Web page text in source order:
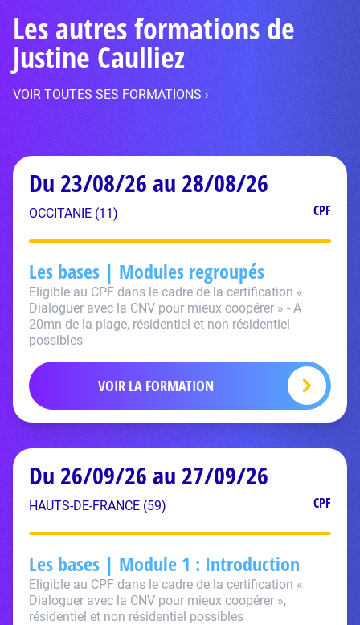
Les autres formations de
Justine Caulliez
VOIR TOUTES SES FORMATIONS ›
Du 23/08/26 au 28/08/26
OCCITANIE (11) CPF
Les bases | Modules regroupés
Eligible au CPF dans le cadre de la certification «
Dialoguer avec la CNV pour mieux coopérer » - A
20mn de la plage, résidentiel et non résidentiel
possibles
VOIR LA FORMATION
Du 26/09/26 au 27/09/26
HAUTS-DE-FRANCE (59) CPF
Les bases | Module 1 : Introduction
Eligible au CPF dans le cadre de la certification «
Dialoguer avec la CNV pour mieux coopérer »,
résidentiel et non résidentiel possibles